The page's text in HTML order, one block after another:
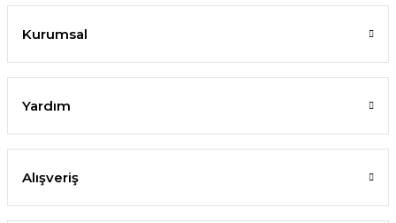
Kurumsal
Yardım
Alışveriş